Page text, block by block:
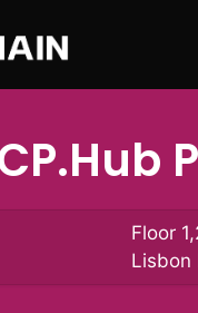
Floor
Lisbon